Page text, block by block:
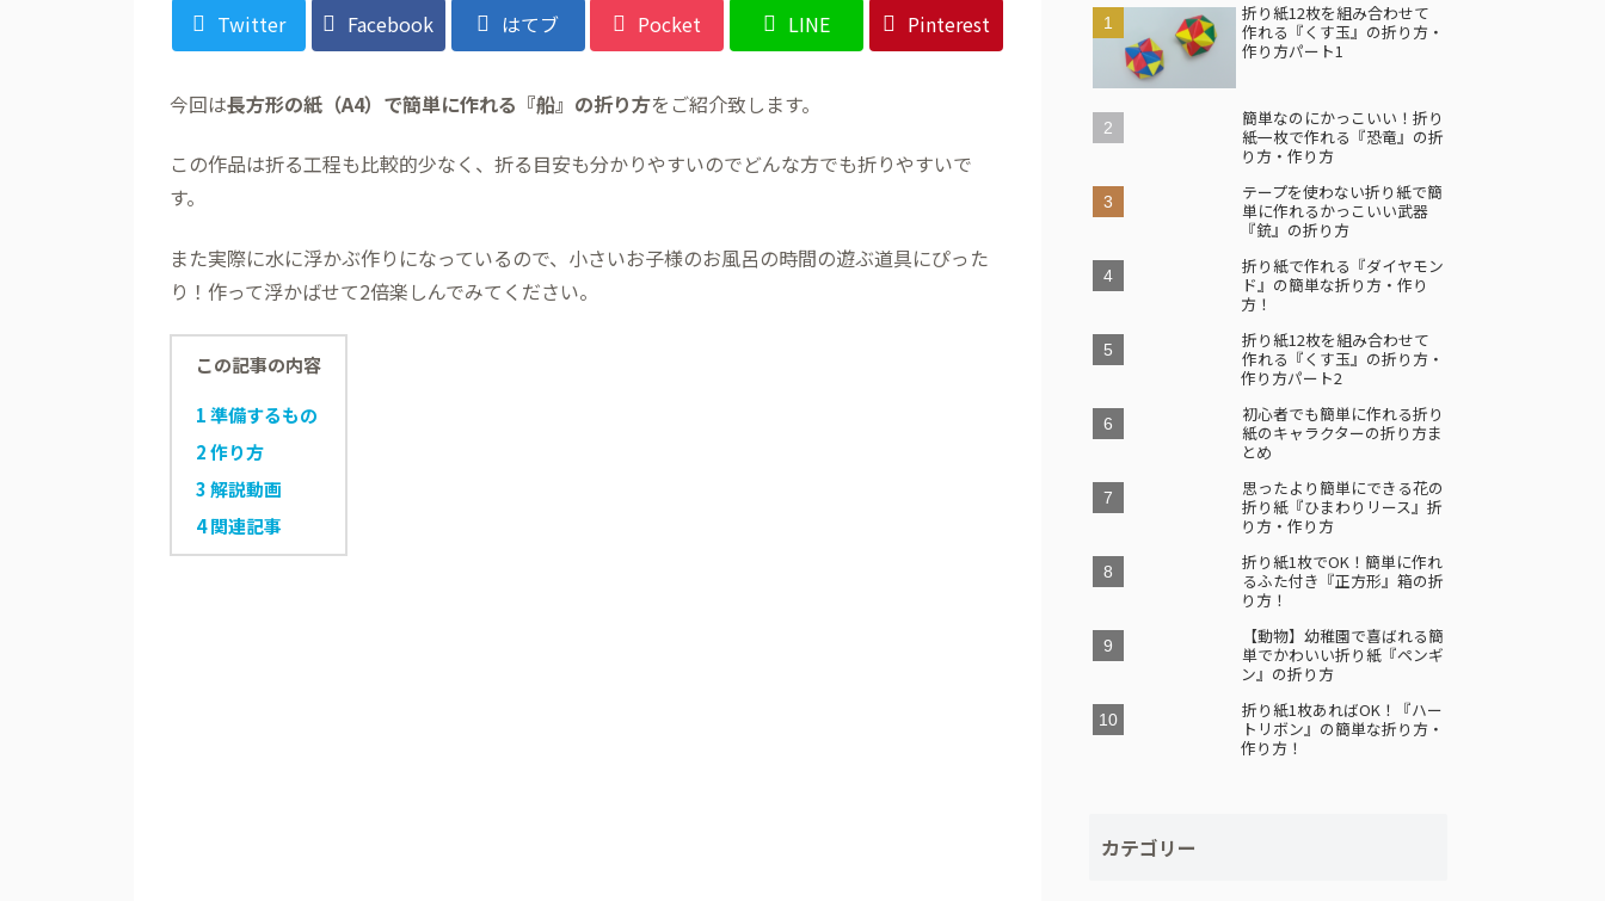
Twitter Facebook はてブ Pocket LINE Pinterest
今回は長方形の紙（A4）で簡単に作れる『船』の折り方をご紹介致します。
この作品は折る工程も比較的少なく、折る目安も分かりやすいのでどんな方でも折りやすいで
す。
また実際に水に浮かぶ作りになっているので、小さいお子様のお風呂の時間の遊ぶ道具にぴった
り！作って浮かばせて2倍楽しんでみてください。
この記事の内容
1準備するもの
2作り方
3解説動画
4関連記事
折り紙12枚を組み合わせて
作れる『くす玉』の折り方・
作り方パート1
簡単なのにかっこいい！折り
紙一枚で作れる『恐竜』の折
り方・作り方
テープを使わない折り紙で簡
単に作れるかっこいい武器
『銃』の折り方
折り紙で作れる『ダイヤモン
ド』の簡単な折り方・作り
方！
折り紙12枚を組み合わせて
作れる『くす玉』の折り方・
作り方パート2
初心者でも簡単に作れる折り
紙のキャラクターの折り方ま
とめ
思ったより簡単にできる花の
折り紙『ひまわりリース』折
り方・作り方
折り紙1枚でOK！簡単に作れ
るふた付き『正方形』箱の折
り方！
【動物】幼稚園で喜ばれる簡
単でかわいい折り紙『ペンギ
ン』の折り方
折り紙1枚あればOK！『ハー
トリボン』の簡単な折り方・
作り方！
カテゴリー